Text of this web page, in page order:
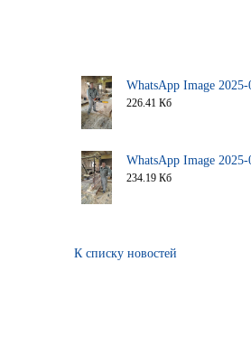
WhatsApp Image
226.41 Кб
WhatsApp Image
234.19 Кб
К списку новостей